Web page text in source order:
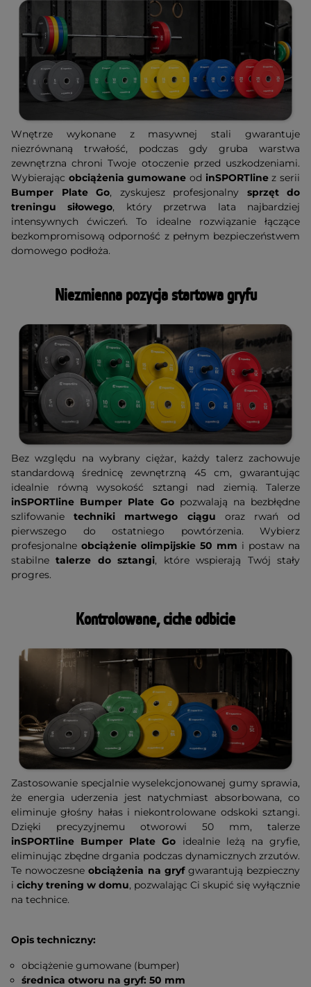
Wnętrze wykonane z masywnej stali gwarantuje
niezrównaną trwałość, podczas gdy gruba warstwa
zewnętrzna chroni Twoje otoczenie przed uszkodzeniami.
Wybierając obciążenia gumowane od inSPORTlinez serii
Bumper Plate Go, zyskujesz profesjonalny sprzęt do
treningu siłowego, który przetrwa lata najbardziej
intensywnych ćwiczeń. To idealne rozwiązanie łączące
bezkompromisową odporność z pełnym bezpieczeństwem
domowego podłoża.
Niezmienna pozycja startowa gryfu
Bez względu na wybrany ciężar, każdy talerz zachowuje
standardową średnicę zewnętrzną 45 cm, gwarantując
idealnie równą wysokość sztangi nad ziemią. Talerze
inSPORTline Bumper Plate Gopozwalają na bezbłędne
szlifowanietechniki martwego ciągu oraz rwań od
pierwszego do ostatniego powtórzenia. Wybierz
profesjonalne obciążenie olimpijskie 50 mm i postaw na
stabilnetalerze do sztangi, które wspierają Twój stały
progres.
Kontrolowane, ciche odbicie
Zastosowanie specjalnie wyselekcjonowanej gumy sprawia,
że energia uderzenia jest natychmiast absorbowana, co
eliminuje głośny hałas i niekontrolowane odskoki sztangi.
Dzięki precyzyjnemu otworowi 50 mm, talerze
inSPORTline Bumper Plate Go idealnie leżą na gryfie,
eliminując zbędne drgania podczas dynamicznych zrzutów.
Te nowoczesneobciążenia na gryfgwarantują bezpieczny
i cichy trening w domu, pozwalając Ci skupić się wyłącznie
na technice.
Opis techniczny:
obciążenie gumowane (bumper)
średnica otworu na gryf: 50 mm